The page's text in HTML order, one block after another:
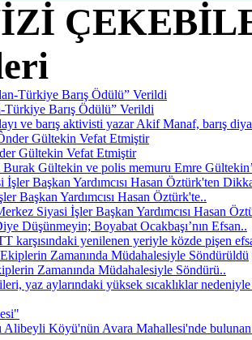
Türkiye Barış Ödülü” Verildi
ve barış aktivisti yazar Akif Manaf, barış
Gültekin Vefat Etmiştir
Gültekin ve polis memuru Emre
Başkan Yardımcısı Hasan Öztürk'te..
Siyasi İşler Başkan Yardımcısı Hasan
Düşünmeyin; Boyabat Ocakbaşı’nın Efsan..
karşısındaki yenilenen yeriyle közde pişen
Zamanında Müdahalesiyle Söndürü..
yaz aylarındaki yüksek sıcaklıklar nedeniyle
Alibeyli Köyü'nün Avara Mahallesi'nde
verir mi?